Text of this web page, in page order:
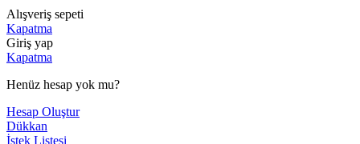
Alışveriş sepeti
Kapatma
Giriş yap
Kapatma
Henüz hesap yok mu?
Hesap Oluştur
Dükkan
İstek Listesi